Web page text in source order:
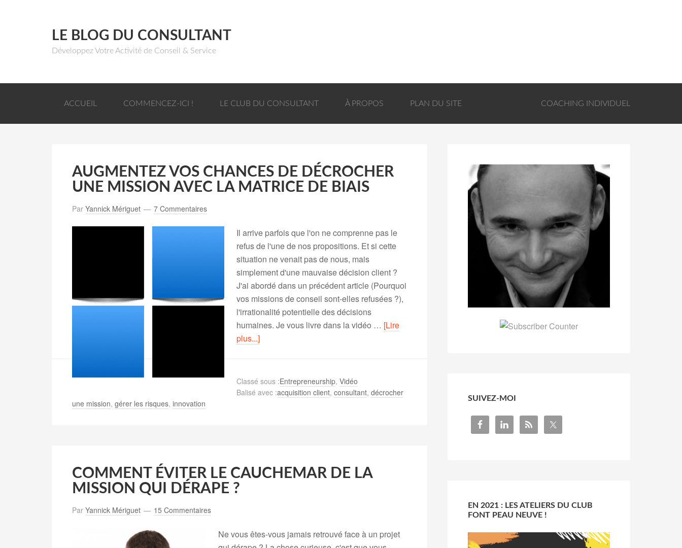
LE BLOG DU CONSULTANT
Développez Votre Activité de Conseil & Service
ACCUEIL COMMENCEZ-ICI ! LE CLUB DU CONSULTANT À PROPOS PLAN DU SITE COACHING INDIVIDUEL
AUGMENTEZ VOS CHANCES DE DÉCROCHER
UNE MISSION AVEC LA MATRICE DE BIAIS
Par Yannick Mériguet 7 Commentaires
Il arrive parfois que l'on ne comprenne pas le
refus de l'une de nos propositions. Et si cette
situation ne venait pas de nous, mais
simplement d'une mauvaise décision client ?
J'ai abordé dans un précédent article (Pourquoi
vos missions de conseil sont-elles refusées ?),
l'irrationalité potentielle des décisions
humaines. Je vous livre dans la vidéo … [Lire
plus...]
Classé sous :Entrepreneurship, Vidéo
Balisé avec :acquisition client, consultant, décrocher
une mission, gérer les risques, innovation
COMMENT ÉVITER LE CAUCHEMAR DE LA
MISSION QUI DÉRAPE ?
Par Yannick Mériguet 15 Commentaires
Ne vous êtes-vous jamais retrouvé face à un projet
SUIVEZ-MOI
EN 2021 : LES ATELIERS DU CLUB
FONT PEAU NEUVE !